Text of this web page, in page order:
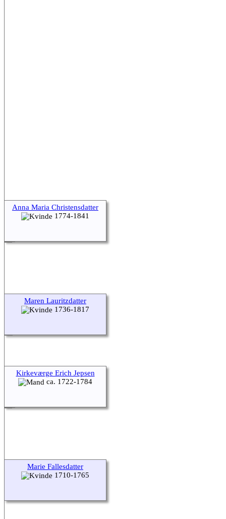
Anna Maria Christensdatter
1774-1841
Maren Lauritzdatter
1736-1817
Kirkeværge Erich Jepsen
ca. 1722-1784
Marie Fallesdatter
1710-1765